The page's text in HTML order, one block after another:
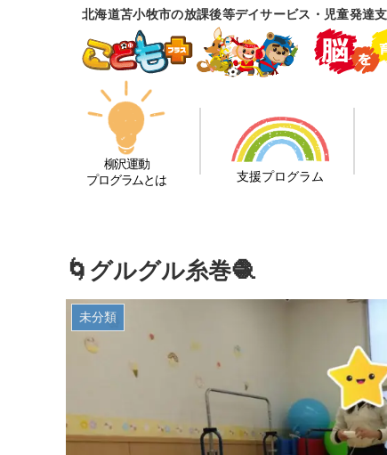
北海道苫小牧市の放課後等デイサービス・児童発
柳沢運動
プログラムとは
支援プログラム
🌀グルグル糸巻🧶
未分類